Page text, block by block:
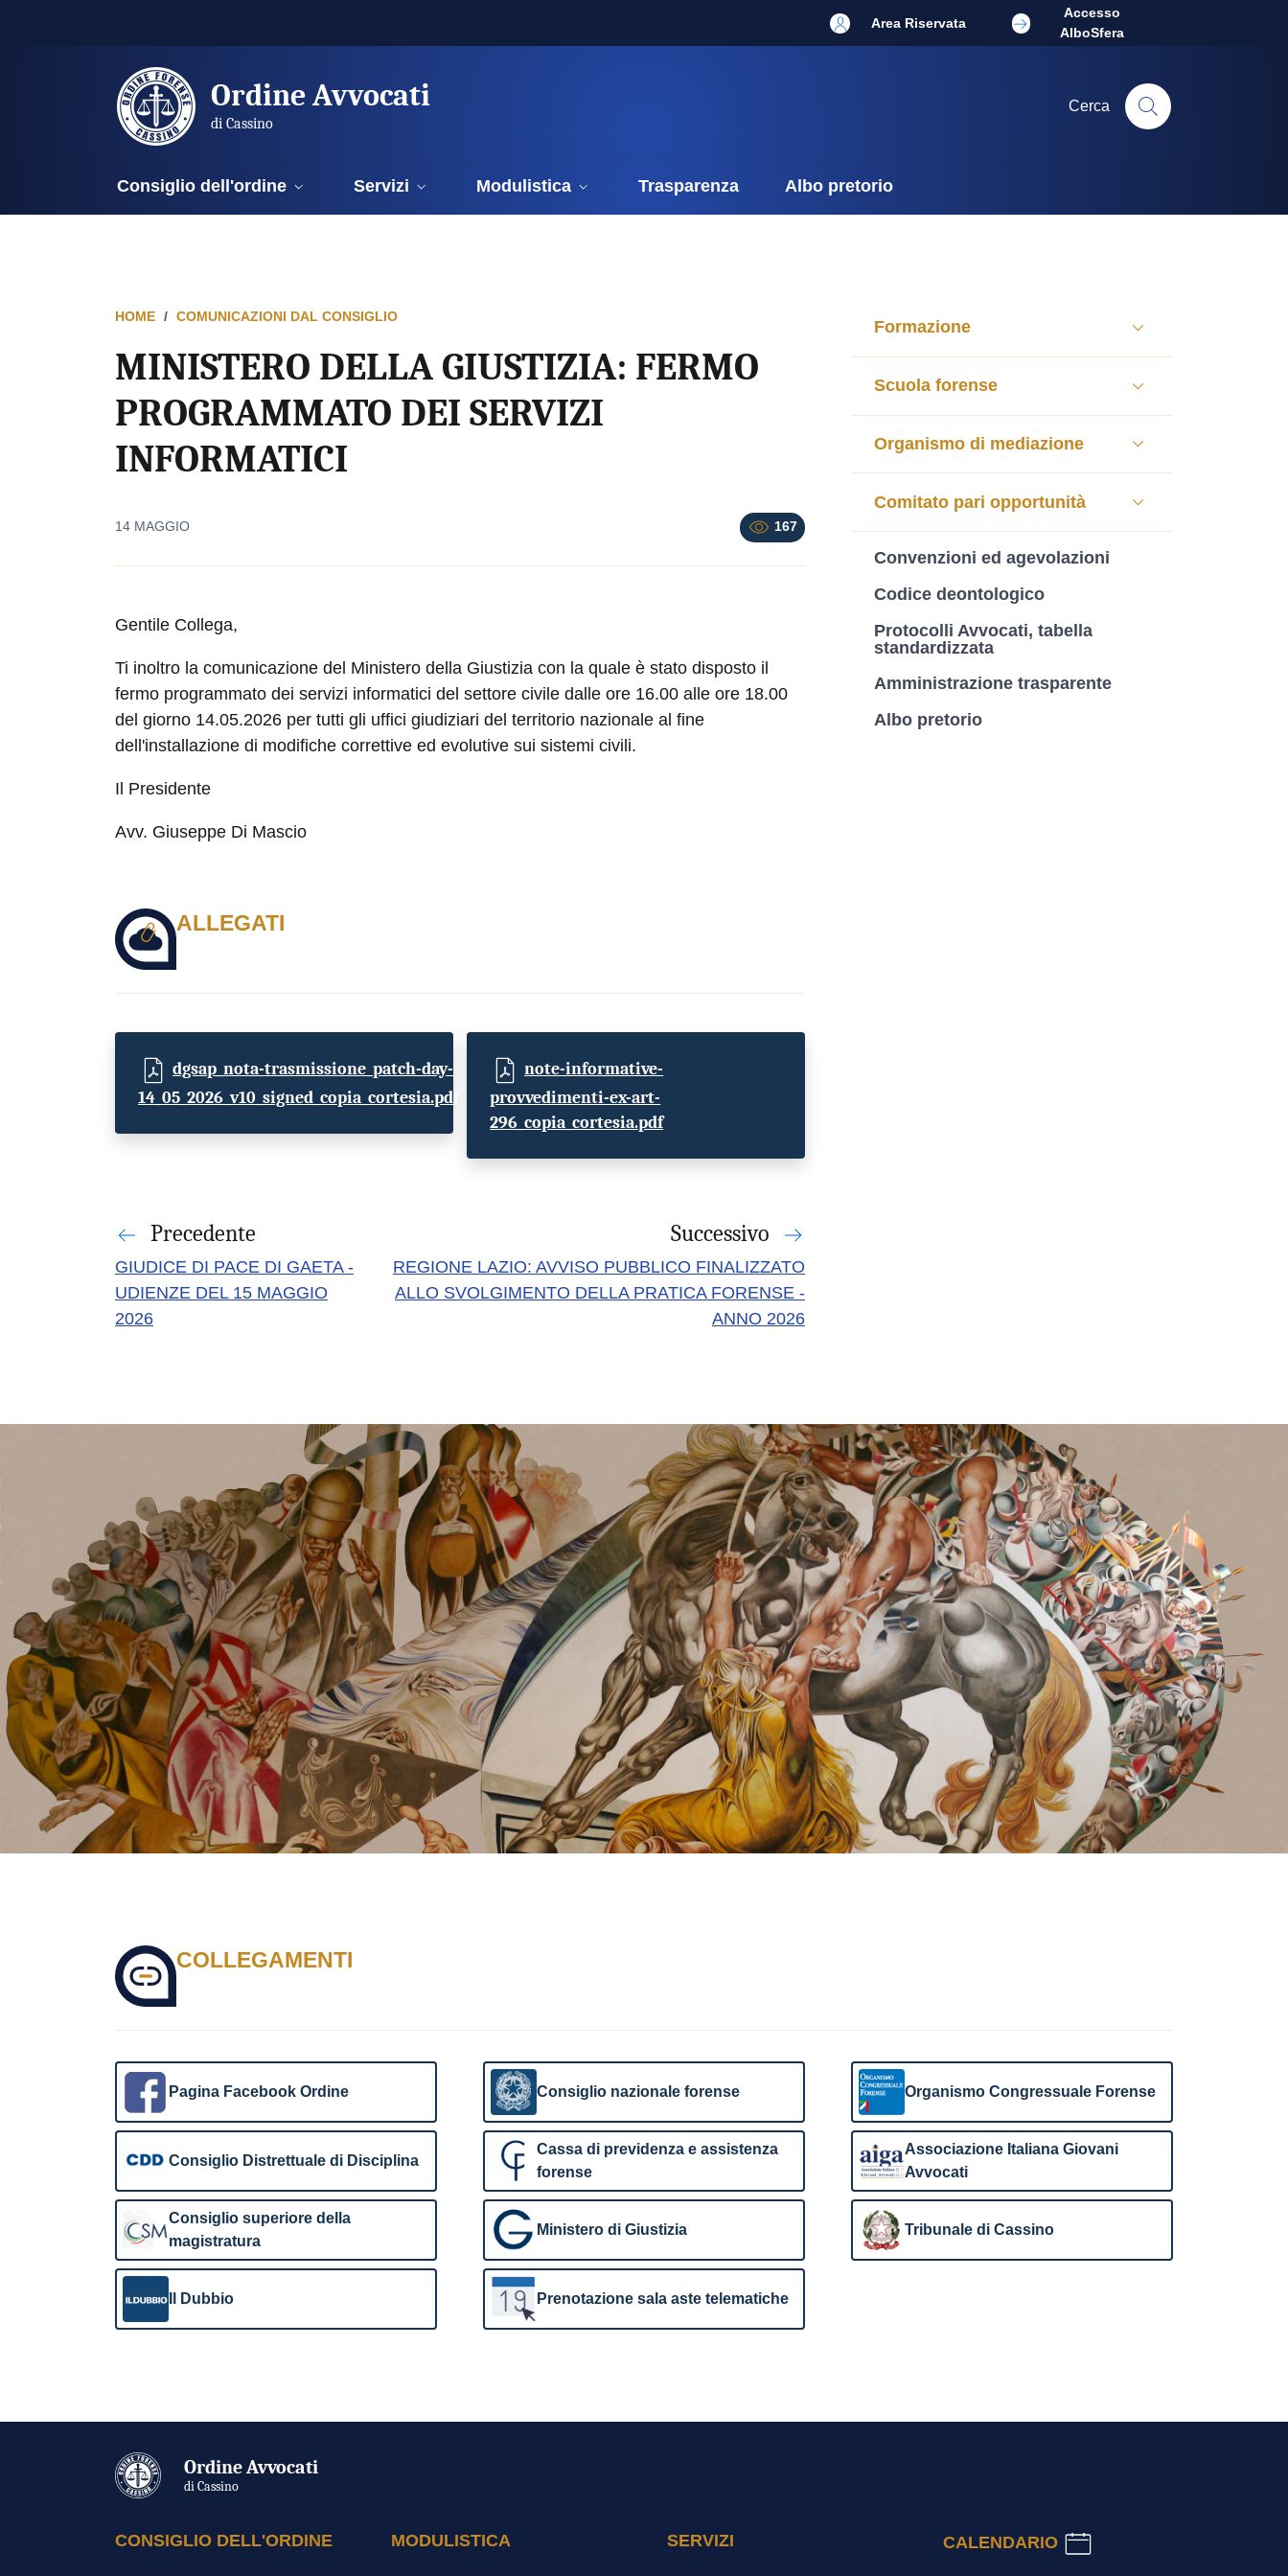
Area Riservata
Accesso
AlboSfera
Ordine Avvocati
di Cassino
Cerca
Consiglio dell'ordine Servizi Modulistica Trasparenza Albo pretorio
HOME COMUNICAZIONI DAL CONSIGLIO
MINISTERO DELLA GIUSTIZIA: FERMO
PROGRAMMATO DEI SERVIZI
INFORMATICI
14 MAGGIO 167
Gentile Collega,
Ti inoltro la comunicazione del Ministero della Giustizia con la quale è stato disposto il
fermo programmato dei servizi informatici del settore civile dalle ore 16.00 alle ore 18.00
del giorno 14.05.2026 per tutti gli uffici giudiziari del territorio nazionale al fine
dell'installazione di modifiche correttive ed evolutive sui sistemi civili.
Il Presidente
Avv. Giuseppe Di Mascio
ALLEGATI
dgsap_nota-trasmissione_patch-day-
14_05_2026_v10_signed_copia_cortesia.pdf
note-informative-
provvedimenti-ex-art-
296_copia_cortesia.pdf
Precedente
GIUDICE DI PACE DI GAETA -
UDIENZE DEL 15 MAGGIO
2026
Successivo
REGIONE LAZIO: AVVISO PUBBLICO FINALIZZATO
ALLO SVOLGIMENTO DELLA PRATICA FORENSE -
ANNO 2026
Formazione
Scuola forense
Organismo di mediazione
Comitato pari opportunità
Convenzioni ed agevolazioni
Codice deontologico
Protocolli Avvocati, tabella
standardizzata
Amministrazione trasparente
Albo pretorio
COLLEGAMENTI
Pagina Facebook Ordine Consiglio nazionale forense Organismo Congressuale Forense
Consiglio Distrettuale di Disciplina
Cassa di previdenza e assistenza
forense
Associazione Italiana Giovani
Avvocati
Consiglio superiore della
magistratura
Ministero di Giustizia Tribunale di Cassino
Il Dubbio Prenotazione sala aste telematiche
Ordine Avvocati
di Cassino
CONSIGLIO DELL'ORDINE MODULISTICA SERVIZI CALENDARIO